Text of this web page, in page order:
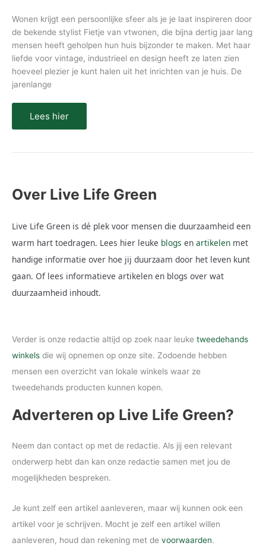
Wonen krijgt een persoonlijke sfeer als je je laat inspireren door
de bekende stylist Fietje van vtwonen, die bijna dertig jaar lang
mensen heeft geholpen hun huis bijzonder te maken. Met haar
liefde voor vintage, industrieel en design heeft ze laten zien
hoeveel plezier je kunt halen uit het inrichten van je huis. De
jarenlange
Lees hier
Over Live Life Green
Live Life Green is dé plek voor mensen die duurzaamheid een
warm hart toedragen. Lees hier leuke blogs en artikelen met
handige informatie over hoe jij duurzaam door het leven kunt
gaan. Of lees informatieve artikelen en blogs over wat
duurzaamheid inhoudt.
Verder is onze redactie altijd op zoek naar leuke tweedehands
winkels die wij opnemen op onze site. Zodoende hebben
mensen een overzicht van lokale winkels waar ze
tweedehands producten kunnen kopen.
Adverteren op Live Life Green?
Neem dan contact op met de redactie. Als jij een relevant
onderwerp hebt dan kan onze redactie samen met jou de
mogelijkheden bespreken.
Je kunt zelf een artikel aanleveren, maar wij kunnen ook een
artikel voor je schrijven. Mocht je zelf een artikel willen
aanleveren, houd dan rekening met de voorwaarden.